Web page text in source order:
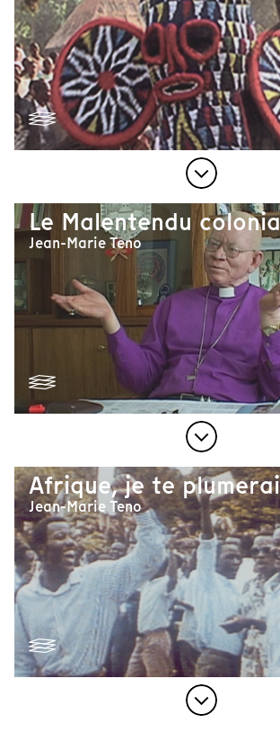
Le Malentendu
Jean-Marie Teno
Afrique, je te plumerai
Jean-Marie Teno